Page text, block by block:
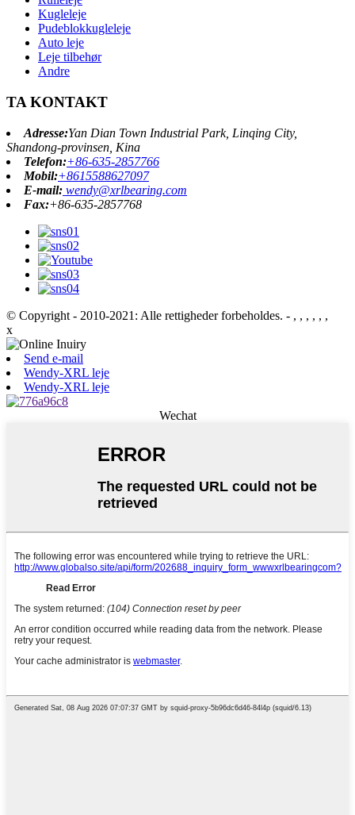
Kugleleje
Pudeblokkugleleje
Auto leje
Leje tilbehør
Andre
TA KONTAKT
Adresse:Yan Dian Town Industrial Park, Linqing City,
Shandong-provinsen, Kina
Telefon:+86-635-2857766
Mobil:+8615588627097
E-mail: wendy@xrlbearing.com
Fax:+86-635-2857768
© Copyright - 2010-2021: Alle rettigheder forbeholdes. - , , , , , ,
x
Send e-mail
Wendy-XRL leje
Wendy-XRL leje
Wechat